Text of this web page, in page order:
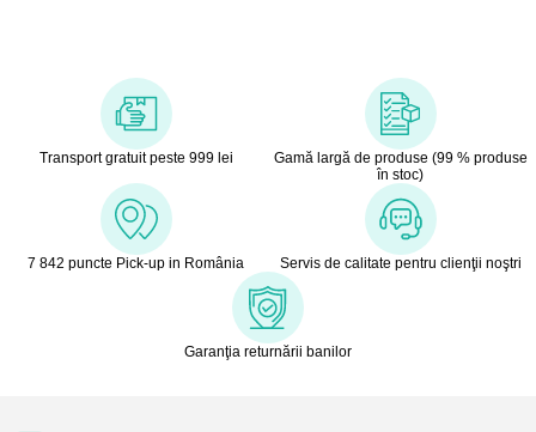
Transport gratuit peste 999 lei
Gamă largă de produse (99 % produse
în stoc)
7 842 puncte Pick-up in România Servis de calitate pentru clienţii noştri
Garanţia returnării banilor